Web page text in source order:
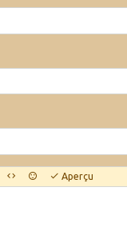
Aperçu